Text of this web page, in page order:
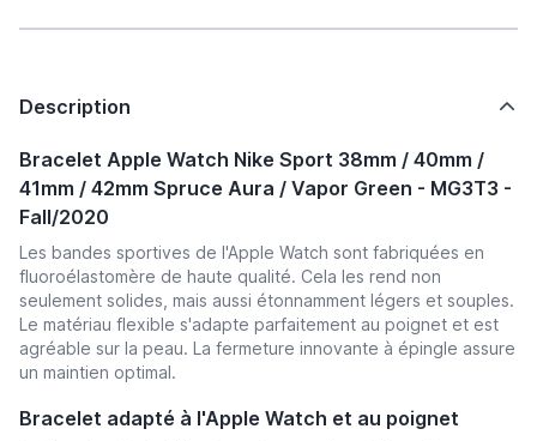
Description
Bracelet Apple Watch Nike Sport 38mm / 40mm /
41mm / 42mm Spruce Aura / Vapor Green - MG3T3 -
Fall/2020
Les bandes sportives de l'Apple Watch sont fabriquées en
fluoroélastomère de haute qualité. Cela les rend non
seulement solides, mais aussi étonnamment légers et souples.
Le matériau flexible s'adapte parfaitement au poignet et est
agréable sur la peau. La fermeture innovante à épingle assure
un maintien optimal.
Bracelet adapté à l'Apple Watch et au poignet